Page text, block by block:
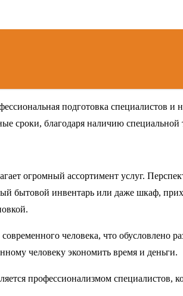
подготовка специалистов
сроки, благодаря наличию
огромный ассортимент услуг.
инвентарь или даже шкаф,
человека, что
человеку экономить время и деньги.
профессионализмом специалистов,